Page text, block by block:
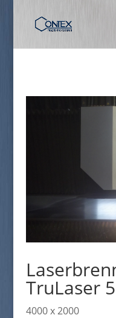
TruLaser
4000 x 2000